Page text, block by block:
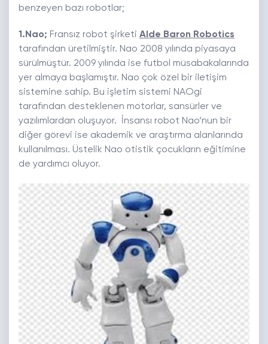
benzeyen bazı robotlar;
1.Nao; Fransız robot şirketi Alde Baron Robotics
tarafından üretilmiştir. Nao 2008 yılında piyasaya
sürülmüştür. 2009 yılında ise futbol müsabakalarında
yer almaya başlamıştır. Nao çok özel bir iletişim
sistemine sahip. Bu işletim sistemi NAOgi
tarafından desteklenen motorlar, sansürler ve
yazılımlardan oluşuyor. İnsansı robot Nao‘nun bir
diğer görevi ise akademik ve araştırma alanlarında
kullanılması. Üstelik Nao otistik çocukların eğitimine
de yardımcı oluyor.